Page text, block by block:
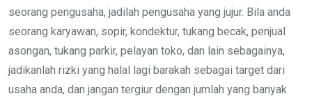
seorang pengusaha, jadilah pengusaha yang jujur. Bila anda
seorang karyawan, sopir, kondektur, tukang becak, penjual
asongan, tukang parkir, pelayan toko, dan lain sebagainya,
jadikanlah rizki yang halal lagi barakah sebagai target dari
usaha anda, dan jangan tergiur dengan jumlah yang banyak